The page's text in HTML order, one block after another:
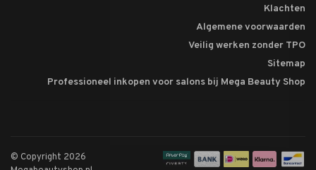
Klachten
Algemene voorwaarden
Veilig werken zonder TPO
Sitemap
Professioneel inkopen voor salons bij Mega Beauty Shop
© Copyright 2026